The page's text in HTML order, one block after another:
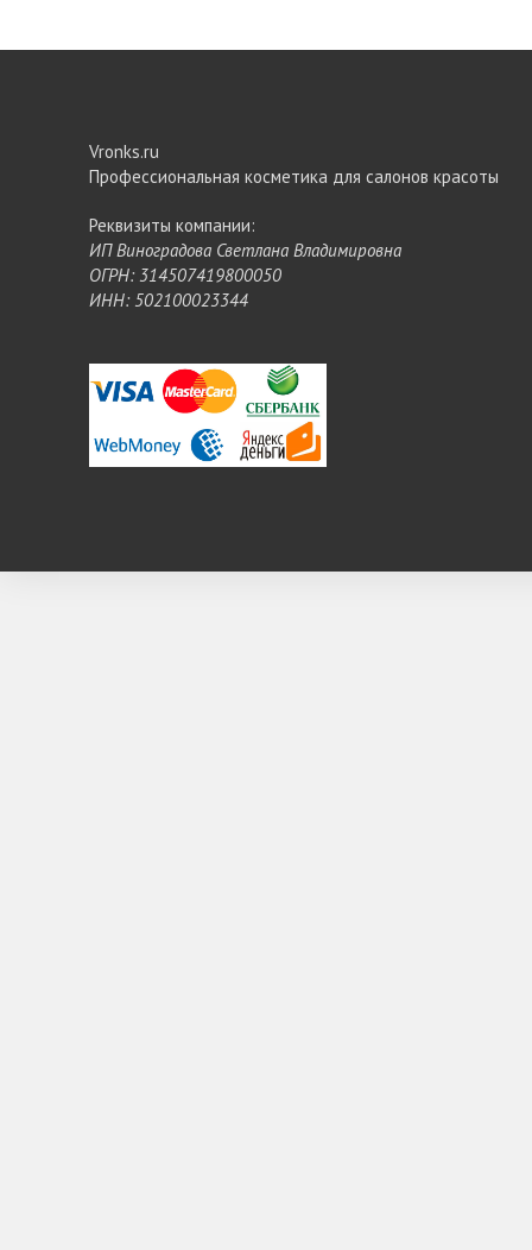
Vronks.ru
Профессиональная косметика для салонов красоты
Реквизиты компании:
ИП Виноградова Светлана Владимировна
ОГРН: 314507419800050
ИНН: 502100023344